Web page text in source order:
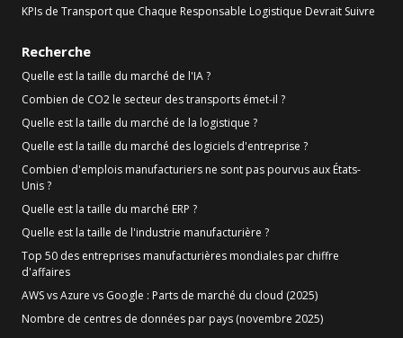
KPIs de Transport que Chaque Responsable Logistique Devrait Suivre
Recherche
Quelle est la taille du marché de l'IA ?
Combien de CO2 le secteur des transports émet-il ?
Quelle est la taille du marché de la logistique ?
Quelle est la taille du marché des logiciels d'entreprise ?
Combien d'emplois manufacturiers ne sont pas pourvus aux États-
Unis ?
Quelle est la taille du marché ERP ?
Quelle est la taille de l'industrie manufacturière ?
Top 50 des entreprises manufacturières mondiales par chiffre
d'affaires
AWS vs Azure vs Google : Parts de marché du cloud (2025)
Nombre de centres de données par pays (novembre 2025)